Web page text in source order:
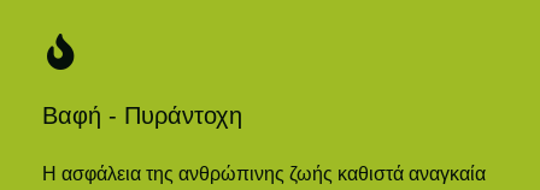
Βαφή - Πυράντοχη
Η ασφάλεια της ανθρώπινης ζωής καθιστά αναγκαία